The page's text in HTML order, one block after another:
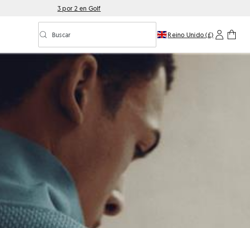
3 por 2 en Golf
Activar/desactivar la búsqueda predictiva
Buscar Reino Unido (£)